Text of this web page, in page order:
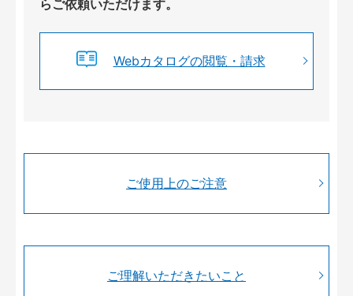
らご依頼いただけます。
Webカタログの閲覧・請求
ご使用上のご注意
ご理解いただきたいこと